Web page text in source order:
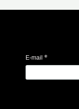
E-mail *